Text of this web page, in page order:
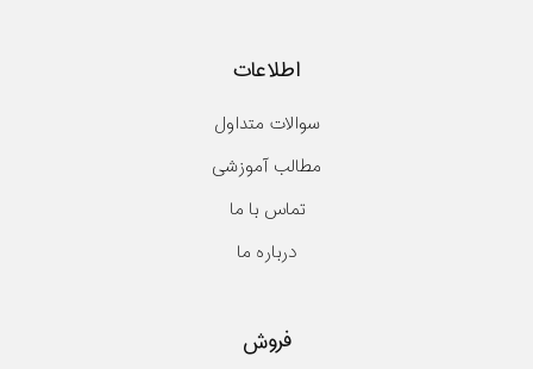
اطلاعات
سوالات متداول
مطالب آموزشی
تماس با ما
درباره ما
فروش